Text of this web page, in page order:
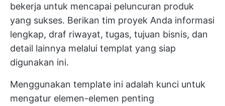
bekerja untuk mencapai peluncuran produk
yang sukses. Berikan tim proyek Anda informasi
lengkap, draf riwayat, tugas, tujuan bisnis, dan
detail lainnya melalui templat yang siap
digunakan ini.
Menggunakan template ini adalah kunci untuk
mengatur elemen-elemen penting